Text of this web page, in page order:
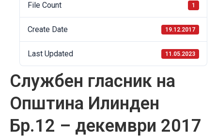
File Count 1
Create Date 19.12.2017
Last Updated 11.05.2023
Службен гласник на
Општина Илинден
Бр.12 – декември 2017